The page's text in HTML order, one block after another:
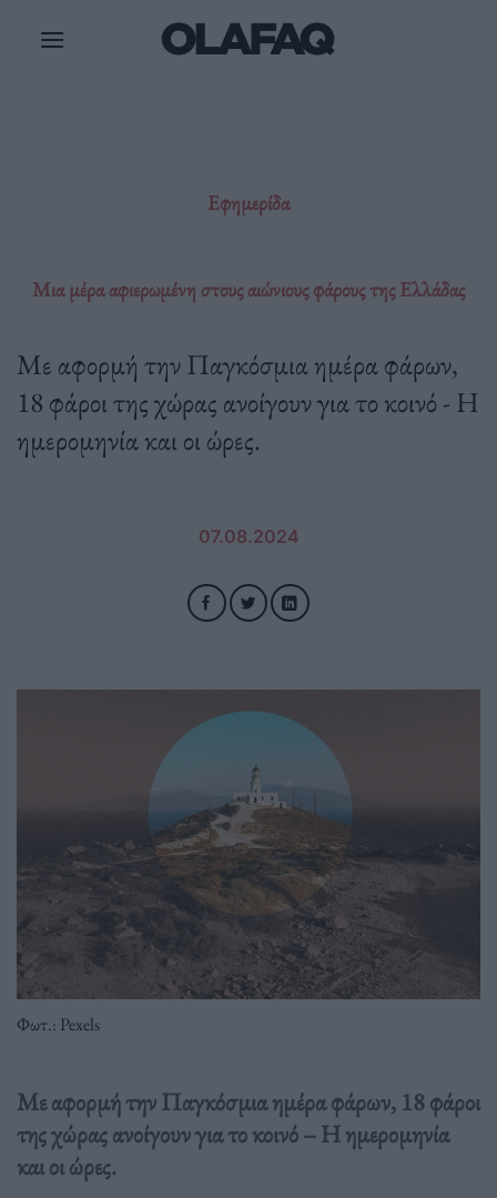
Εφημερίδα
Μια μέρα αφιερωμένη στους αιώνιους φάρους της Ελλάδας
Με αφορμή την Παγκόσμια ημέρα φάρων,
18 φάροι της χώρας ανοίγουν για το κοινό - Η
ημερομηνία και οι ώρες.
07.08.2024
Φωτ.: Pexels
Με αφορμή την Παγκόσμια ημέρα φάρων, 18 φάροι
της χώρας ανοίγουν για το κοινό – Η ημερομηνία
και οι ώρες.